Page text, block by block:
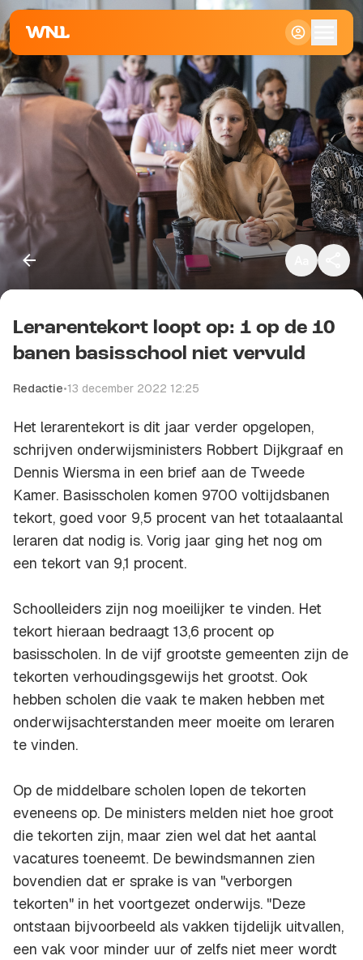
Klein
Standaard
Groot
Kopieer link
Lerarentekort loopt op: 1 op de 10
banen basisschool niet vervuld
Redactie•13 december 2022 12:25
Het lerarentekort is dit jaar verder opgelopen,
schrijven onderwijsministers Robbert Dijkgraaf en
Dennis Wiersma in een brief aan de Tweede
Kamer. Basisscholen komen 9700 voltijdsbanen
tekort, goed voor 9,5 procent van het totaalaantal
leraren dat nodig is. Vorig jaar ging het nog om
een tekort van 9,1 procent.
Schoolleiders zijn nog moeilijker te vinden. Het
tekort hieraan bedraagt 13,6 procent op
basisscholen. In de vijf grootste gemeenten zijn de
tekorten verhoudingsgewijs het grootst. Ook
hebben scholen die vaak te maken hebben met
onderwijsachterstanden meer moeite om leraren
te vinden.
Op de middelbare scholen lopen de tekorten
eveneens op. De ministers melden niet hoe groot
die tekorten zijn, maar zien wel dat het aantal
vacatures toeneemt. De bewindsmannen zien
bovendien dat er sprake is van "verborgen
tekorten" in het voortgezet onderwijs. "Deze
ontstaan bijvoorbeeld als vakken tijdelijk uitvallen,
een vak voor minder uur of zelfs niet meer wordt